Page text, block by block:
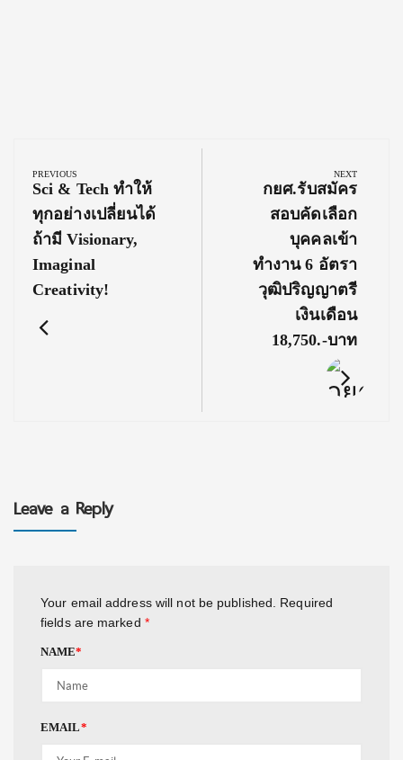
navigation
PREVIOUS
Previous
Post:
Sci & Tech ทำให้
ทุกอย่างเปลี่ยนได้
ถ้ามี Visionary,
Imaginal
Creativity!
NEXT
Next
Post:
กยศ.รับสมัคร
สอบคัดเลือก
บุคคลเข้า
ทำงาน 6 อัตรา
วุฒิปริญญาตรี
เงินเดือน
18,750.-บาท
Leave a Reply
Your email address will not be published. Required
fields are marked *
NAME*
EMAIL*